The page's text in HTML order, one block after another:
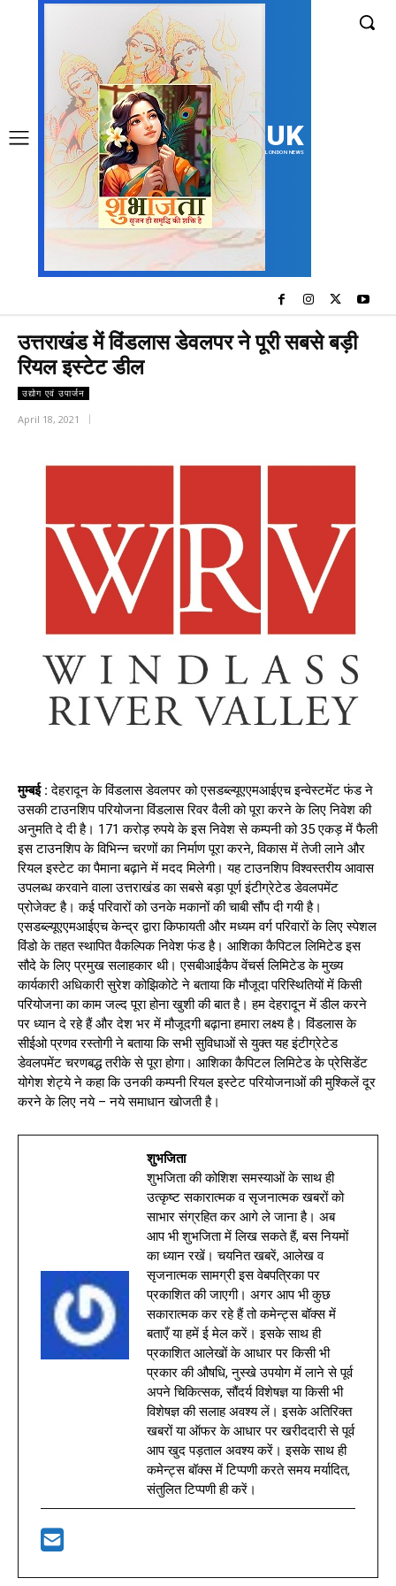
UK
LONDON NEWS
उत्तराखंड में विंडलास डेवलपर ने पूरी सबसे बड़ी
रियल इस्टेट डील
उद्योग एवं उपार्जन
April 18, 2021
मुम्बई : देहरादून के विंडलास डेवलपर को एसडब्ल्यूएएमआईएच इन्वेस्टमेंट फंड ने
उसकी टाउनशिप परियोजना विंडलास रिवर वैली को पूरा करने के लिए निवेश की
अनुमति दे दी है। 171 करोड़ रुपये के इस निवेश से कम्पनी को 35 एकड़ में फैली
इस टाउनशिप के विभिन्न चरणों का निर्माण पूरा करने, विकास में तेजी लाने और
रियल इस्टेट का पैमाना बढ़ाने में मदद मिलेगी। यह टाउनशिप विश्वस्तरीय आवास
उपलब्ध करवाने वाला उत्तराखंड का सबसे बड़ा पूर्ण इंटीग्रेटेड डेवलपमेंट
प्रोजेक्ट है। कई परिवारों को उनके मकानों की चाबी सौंप दी गयी है।
एसडब्ल्यूएएमआईएच केन्द्र द्वारा किफायती और मध्यम वर्ग परिवारों के लिए स्पेशल
विंडो के तहत स्थापित वैकल्पिक निवेश फंड है। आशिका कैपिटल लिमिटेड इस
सौदे के लिए प्रमुख सलाहकार थी। एसबीआईकैप वेंचर्स लिमिटेड के मुख्य
कार्यकारी अधिकारी सुरेश कोझिकोटे ने बताया कि मौजूदा परिस्थितियों में किसी
परियोजना का काम जल्द पूरा होना खुशी की बात है। हम देहरादून में डील करने
पर ध्यान दे रहे हैं और देश भर में मौजूदगी बढ़ाना हमारा लक्ष्य है। विंडलास के
सीईओ प्रणव रस्तोगी ने बताया कि सभी सुविधाओं से युक्त यह इंटीग्रेटेड
डेवलपमेंट चरणबद्ध तरीके से पूरा होगा। आशिका कैपिटल लिमिटेड के प्रेसिडेंट
योगेश शेट्ये ने कहा कि उनकी कम्पनी रियल इस्टेट परियोजनाओं की मुश्किलें दूर
करने के लिए नये – नये समाधान खोजती है।
शुभजिता
शुभजिता की कोशिश समस्याओं के साथ ही
उत्कृष्ट सकारात्मक व सृजनात्मक खबरों को
साभार संग्रहित कर आगे ले जाना है। अब
आप भी शुभजिता में लिख सकते हैं, बस नियमों
का ध्यान रखें। चयनित खबरें, आलेख व
सृजनात्मक सामग्री इस वेबपत्रिका पर
प्रकाशित की जाएगी। अगर आप भी कुछ
सकारात्मक कर रहे हैं तो कमेन्ट्स बॉक्स में
बताएँ या हमें ई मेल करें। इसके साथ ही
प्रकाशित आलेखों के आधार पर किसी भी
प्रकार की औषधि, नुस्खे उपयोग में लाने से पूर्व
अपने चिकित्सक, सौंदर्य विशेषज्ञ या किसी भी
विशेषज्ञ की सलाह अवश्य लें। इसके अतिरिक्त
खबरों या ऑफर के आधार पर खरीददारी से पूर्व
आप खुद पड़ताल अवश्य करें। इसके साथ ही
कमेन्ट्स बॉक्स में टिप्पणी करते समय मर्यादित,
संतुलित टिप्पणी ही करें।